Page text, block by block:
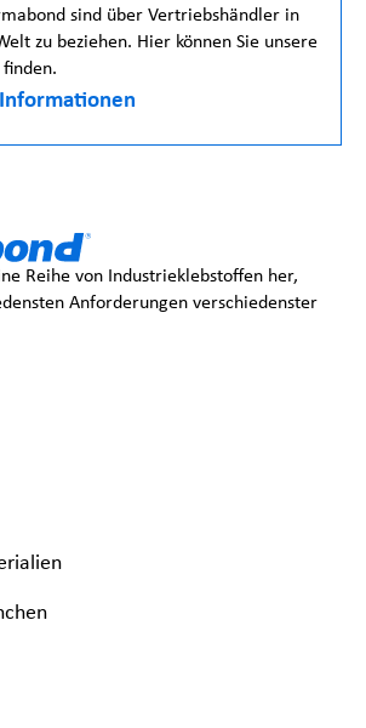
sind über Vertriebshändler in
zu beziehen. Hier können Sie unsere
Reihe von Industrieklebstoffen her,
Anforderungen verschiedenster